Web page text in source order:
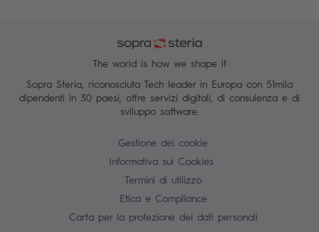
The world is how we shape it
Sopra Steria, riconosciuta Tech leader in Europa con 51mila
dipendenti in 30 paesi, offre servizi digitali, di consulenza e di
sviluppo software.
Gestione dei cookie
Informativa sui Cookies
Termini di utilizzo
Etica e Compliance
Carta per la protezione dei dati personali